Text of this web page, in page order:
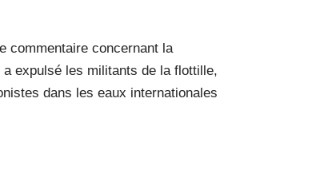
commentaire concernant la
expulsé les militants de la flottille,
dans les eaux internationales